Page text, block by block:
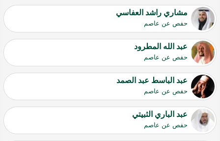
مشاري راشد العفاسي
حفص عن عاصم
عبد الله المطرود
حفص عن عاصم
عبد الباسط عبد الصمد
حفص عن عاصم
عبد الباري الثبيتي
حفص عن عاصم